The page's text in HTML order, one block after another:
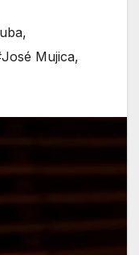
,
Mujica,